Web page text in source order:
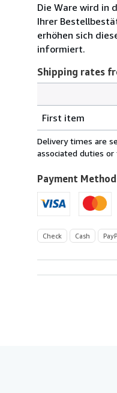
Die Ware wird in
Ihrer
erhöhen sich
informiert.
Shipping rates
rates
from
Germany
U.S.A.
First item
Delivery times are
associated duties
Payment
Check Cash